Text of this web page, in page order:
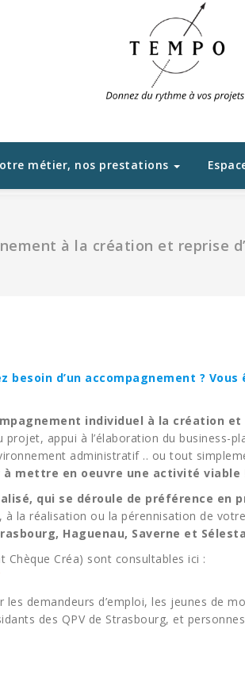
métier, nos prestations
à la création et reprise
d’un accompagnement ? Vous
individuel à la création et
projet, appui à l’élaboration du business-
administratif .. ou tout
à mettre en oeuvre une activité viable
qui se déroule de préférence en
la réalisation ou la pérennisation de
Haguenau, Saverne et
Chèque Créa) sont consultables ici :
les demandeurs d’emploi, les jeunes de
des QPV de Strasbourg, et